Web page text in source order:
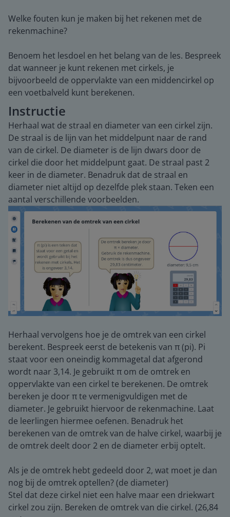
Welke fouten kun je maken bij het rekenen met de
rekenmachine?
Benoem het lesdoel en het belang van de les. Bespreek
dat wanneer je kunt rekenen met cirkels, je
bijvoorbeeld de oppervlakte van een middencirkel op
een voetbalveld kunt berekenen.
Instructie
Herhaal wat de straal en diameter van een cirkel zijn.
De straal is de lijn van het middelpunt naar de rand
van de cirkel. De diameter is de lijn dwars door de
cirkel die door het middelpunt gaat. De straal past 2
keer in de diameter. Benadruk dat de straal en
diameter niet altijd op dezelfde plek staan. Teken een
aantal verschillende voorbeelden.
Herhaal vervolgens hoe je de omtrek van een cirkel
berekent. Bespreek eerst de betekenis van π (pi). Pi
staat voor een oneindig kommagetal dat afgerond
wordt naar 3,14. Je gebruikt π om de omtrek en
oppervlakte van een cirkel te berekenen. De omtrek
bereken je door π te vermenigvuldigen met de
diameter. Je gebruikt hiervoor de rekenmachine. Laat
de leerlingen hiermee oefenen. Benadruk het
berekenen van de omtrek van de halve cirkel, waarbij je
de omtrek deelt door 2 en de diameter erbij optelt.
Als je de omtrek hebt gedeeld door 2, wat moet je dan
nog bij de omtrek optellen? (de diameter)
Stel dat deze cirkel niet een halve maar een driekwart
cirkel zou zijn. Bereken de omtrek van die cirkel. (26,84